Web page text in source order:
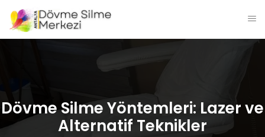
Dövme Silme Yöntemleri: Lazer ve
Alternatif Teknikler